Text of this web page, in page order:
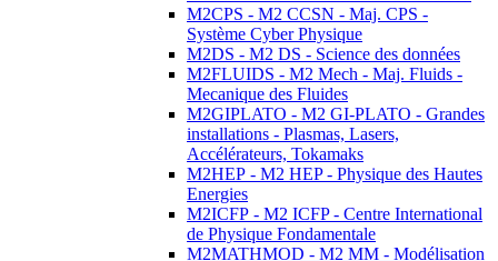
M2CPS - M2 CCSN - Maj. CPS -
Système Cyber Physique
M2DS - M2 DS - Science des données
M2FLUIDS - M2 Mech - Maj. Fluids -
Mecanique des Fluides
M2GIPLATO - M2 GI-PLATO - Grandes
installations - Plasmas, Lasers,
Accélérateurs, Tokamaks
M2HEP - M2 HEP - Physique des Hautes
Energies
M2ICFP - M2 ICFP - Centre International
de Physique Fondamentale
M2MATHMOD - M2 MM - Modélisation